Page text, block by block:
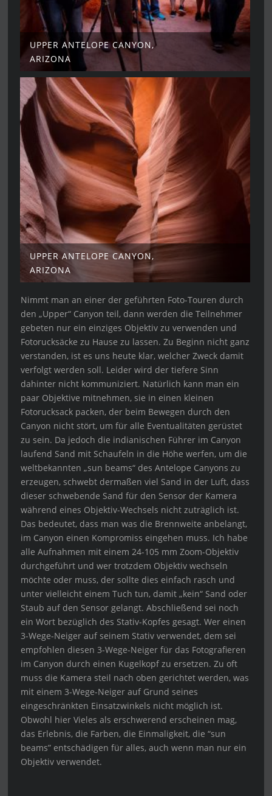
UPPER ANTELOPE CANYON,
ARIZONA
UPPER ANTELOPE CANYON,
ARIZONA
Nimmt man an einer der geführten Foto-Touren durch
den „Upper“ Canyon teil, dann werden die Teilnehmer
gebeten nur ein einziges Objektiv zu verwenden und
Fotorucksäcke zu Hause zu lassen. Zu Beginn nicht ganz
verstanden, ist es uns heute klar, welcher Zweck damit
verfolgt werden soll. Leider wird der tiefere Sinn
dahinter nicht kommuniziert. Natürlich kann man ein
paar Objektive mitnehmen, sie in einen kleinen
Fotorucksack packen, der beim Bewegen durch den
Canyon nicht stört, um für alle Eventualitäten gerüstet
zu sein. Da jedoch die indianischen Führer im Canyon
laufend Sand mit Schaufeln in die Höhe werfen, um die
weltbekannten „sun beams“ des Antelope Canyons zu
erzeugen, schwebt dermaßen viel Sand in der Luft, dass
dieser schwebende Sand für den Sensor der Kamera
während eines Objektiv-Wechsels nicht zuträglich ist.
Das bedeutet, dass man was die Brennweite anbelangt,
im Canyon einen Kompromiss eingehen muss. Ich habe
alle Aufnahmen mit einem 24-105 mm Zoom-Objektiv
durchgeführt und wer trotzdem Objektiv wechseln
möchte oder muss, der sollte dies einfach rasch und
unter vielleicht einem Tuch tun, damit „kein“ Sand oder
Staub auf den Sensor gelangt. Abschließend sei noch
ein Wort bezüglich des Stativ-Kopfes gesagt. Wer einen
3-Wege-Neiger auf seinem Stativ verwendet, dem sei
empfohlen diesen 3-Wege-Neiger für das Fotografieren
im Canyon durch einen Kugelkopf zu ersetzen. Zu oft
muss die Kamera steil nach oben gerichtet werden, was
mit einem 3-Wege-Neiger auf Grund seines
eingeschränkten Einsatzwinkels nicht möglich ist.
Obwohl hier Vieles als erschwerend erscheinen mag,
das Erlebnis, die Farben, die Einmaligkeit, die “sun
beams” entschädigen für alles, auch wenn man nur ein
Objektiv verwendet.